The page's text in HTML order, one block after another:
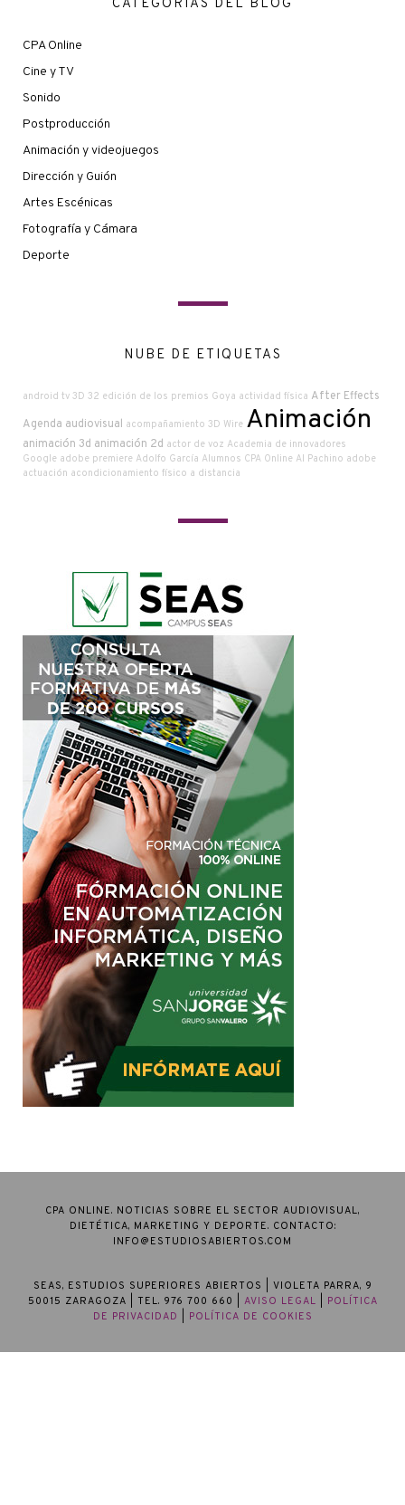
CATEGORÍAS DEL BLOG
CPA Online
Cine y TV
Sonido
Postproducción
Animación y videojuegos
Dirección y Guión
Artes Escénicas
Fotografía y Cámara
Deporte
NUBE DE ETIQUETAS
android tv 3D 32 edición de los premios Goya actividad física After Effects
Agenda audiovisual acompañamiento 3D Wire Animación
animación 3d animación 2d actor de voz Academia de innovadores
Google adobe premiere Adolfo García Alumnos CPA Online Al Pachino adobe
actuación acondicionamiento físico a distancia
CPA ONLINE. NOTICIAS SOBRE EL SECTOR AUDIOVISUAL,
DIETÉTICA, MARKETING Y DEPORTE. CONTACTO:
INFO@ESTUDIOSABIERTOS.COM
SEAS, ESTUDIOS SUPERIORES ABIERTOS
| VIOLETA PARRA, 9
50015 ZARAGOZA | TEL. 976 700 660 | AVISO LEGAL
POLÍTICA
DE PRIVACIDAD
POLÍTICA DE COOKIES